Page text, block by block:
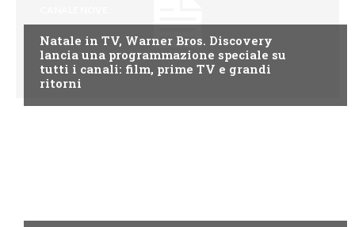
Natale in TV, Warner Bros. Discovery
lancia una programmazione speciale su
tutti i canali: film, prime TV e grandi
ritorni